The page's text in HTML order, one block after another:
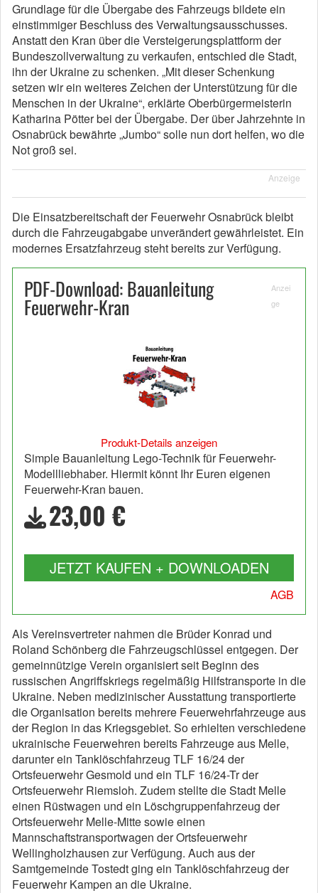
Grundlage für die Übergabe des Fahrzeugs bildete ein
einstimmiger Beschluss des Verwaltungsausschusses.
Anstatt den Kran über die Versteigerungsplattform der
Bundeszollverwaltung zu verkaufen, entschied die Stadt,
ihn der Ukraine zu schenken. „Mit dieser Schenkung
setzen wir ein weiteres Zeichen der Unterstützung für die
Menschen in der Ukraine“, erklärte Oberbürgermeisterin
Katharina Pötter bei der Übergabe. Der über Jahrzehnte in
Osnabrück bewährte „Jumbo“ solle nun dort helfen, wo die
Not groß sei.
Anzeige
Die Einsatzbereitschaft der Feuerwehr Osnabrück bleibt
durch die Fahrzeugabgabe unverändert gewährleistet. Ein
modernes Ersatzfahrzeug steht bereits zur Verfügung.
PDF-Download: Bauanleitung
Feuerwehr-Kran
Anzei
ge
Produkt-Details anzeigen
Simple Bauanleitung Lego-Technik für Feuerwehr-
Modellliebhaber. Hiermit könnt Ihr Euren eigenen
Feuerwehr-Kran bauen.
23,00 €
JETZT KAUFEN + DOWNLOADEN
AGB
Als Vereinsvertreter nahmen die Brüder Konrad und
Roland Schönberg die Fahrzeugschlüssel entgegen. Der
gemeinnützige Verein organisiert seit Beginn des
russischen Angriffskriegs regelmäßig Hilfstransporte in die
Ukraine. Neben medizinischer Ausstattung transportierte
die Organisation bereits mehrere Feuerwehrfahrzeuge aus
der Region in das Kriegsgebiet. So erhielten verschiedene
ukrainische Feuerwehren bereits Fahrzeuge aus Melle,
darunter ein Tanklöschfahrzeug TLF 16/24 der
Ortsfeuerwehr Gesmold und ein TLF 16/24-Tr der
Ortsfeuerwehr Riemsloh. Zudem stellte die Stadt Melle
einen Rüstwagen und ein Löschgruppenfahrzeug der
Ortsfeuerwehr Melle-Mitte sowie einen
Mannschaftstransportwagen der Ortsfeuerwehr
Wellingholzhausen zur Verfügung. Auch aus der
Samtgemeinde Tostedt ging ein Tanklöschfahrzeug der
Feuerwehr Kampen an die Ukraine.